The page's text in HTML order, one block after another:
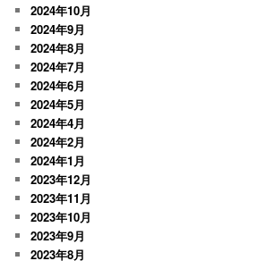
2024年10月
2024年9月
2024年8月
2024年7月
2024年6月
2024年5月
2024年4月
2024年2月
2024年1月
2023年12月
2023年11月
2023年10月
2023年9月
2023年8月